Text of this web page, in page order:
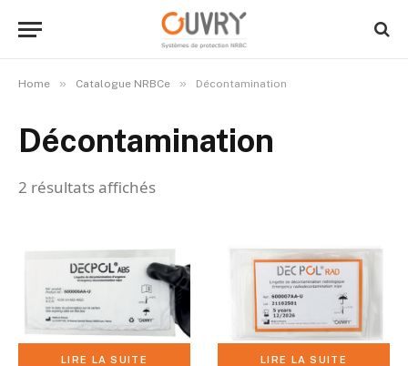
Home » Catalogue NRBCe » Décontamination
Décontamination
2 résultats affichés
LIRE LA SUITE LIRE LA SUITE